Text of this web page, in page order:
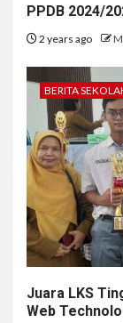
PPDB 2024/
2 years ago
BERITA
Juara LKS
Web